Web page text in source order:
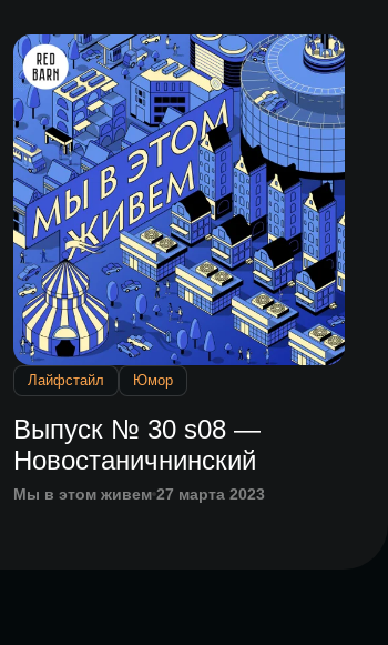
Лайфстайл Юмор
Выпуск № 30 s08 —
Новостаничнинский
Мы в этом живем 27 марта 2023